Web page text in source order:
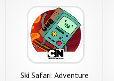
Ski Safari: Adventure